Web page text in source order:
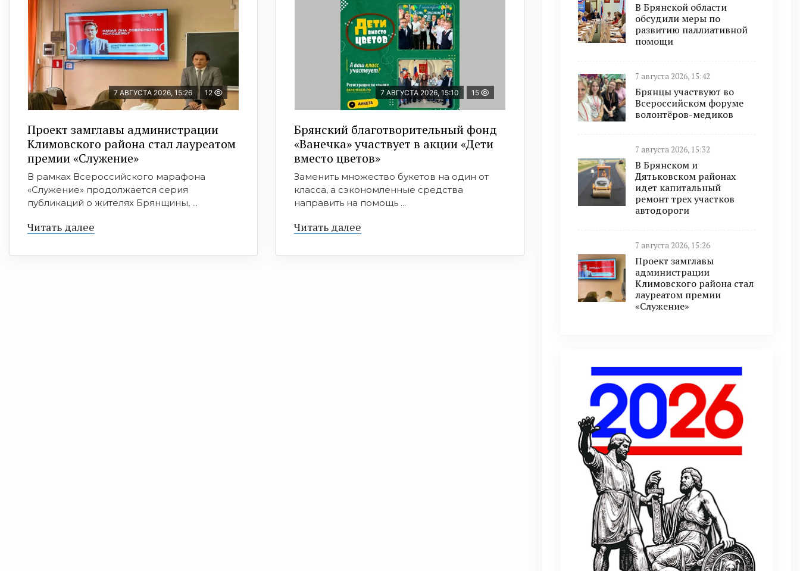
7 АВГУСТА 2026, 15:26 12
Проект замглавы администрации
Климовского района стал лауреатом
премии «Служение»
В рамках Всероссийского марафона
«Служение» продолжается серия
публикаций о жителях Брянщины, ...
Читать далее
7 АВГУСТА 2026, 15:10 15
Брянский благотворительный фонд
«Ванечка» участвует в акции «Дети
вместо цветов»
Заменить множество букетов на один от
класса, а сэкономленные средства
направить на помощь ...
Читать далее
В Брянской области
обсудили меры по
развитию паллиативной
помощи
7 августа 2026, 15:42
Брянцы участвуют во
Всероссийском форуме
волонтёров-медиков
7 августа 2026, 15:32
В Брянском и
Дятьковском районах
идет капитальный
ремонт трех участков
автодороги
7 августа 2026, 15:26
Проект замглавы
администрации
Климовского района стал
лауреатом премии
«Служение»